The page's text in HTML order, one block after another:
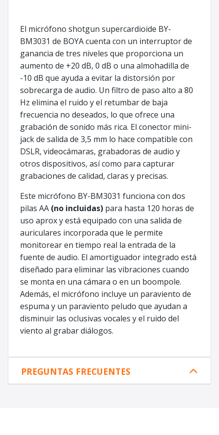
El micrófono shotgun supercardioide BY-
BM3031 de BOYA cuenta con un interruptor de
ganancia de tres niveles que proporciona un
aumento de +20 dB, 0 dB o una almohadilla de
-10 dB que ayuda a evitar la distorsión por
sobrecarga de audio. Un filtro de paso alto a 80
Hz elimina el ruido y el retumbar de baja
frecuencia no deseados, lo que ofrece una
grabación de sonido más rica. El conector mini-
jack de salida de 3,5 mm lo hace compatible con
DSLR, videocámaras, grabadoras de audio y
otros dispositivos, así como para capturar
grabaciones de calidad, claras y precisas.
Este micrófono BY-BM3031 funciona con dos
pilas AA (no incluidas) para hasta 120 horas de
uso aprox y está equipado con una salida de
auriculares incorporada que le permite
monitorear en tiempo real la entrada de la
fuente de audio. El amortiguador integrado está
diseñado para eliminar las vibraciones cuando
se monta en una cámara o en un boompole.
Además, el micrófono incluye un paraviento de
espuma y un paraviento peludo que ayudan a
disminuir las oclusivas vocales y el ruido del
viento al grabar diálogos.
PREGUNTAS FRECUENTES